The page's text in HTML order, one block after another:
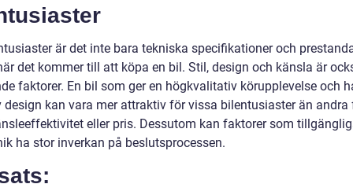
är det inte bara tekniska specifikationer och
det kommer till att köpa en bil. Stil, design och känsla är
faktorer. En bil som ger en högkvalitativ körupplevelse och
design kan vara mer attraktiv för vissa bilentusiaster än andra
eller pris. Dessutom kan faktorer som
ha stor inverkan på beslutsprocessen.